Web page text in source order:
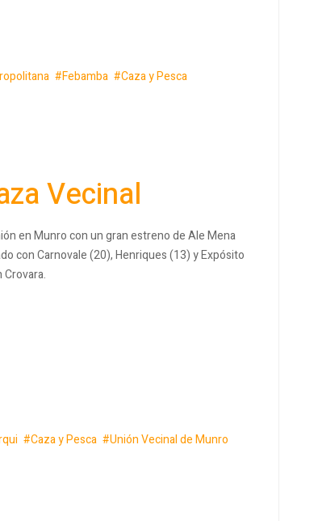
Febamba
Caza y Pesca
Vecinal
en Munro con un gran estreno de Ale Mena
con Carnovale (20), Henriques (13) y Expósito
Caza y Pesca
Unión Vecinal de Munro